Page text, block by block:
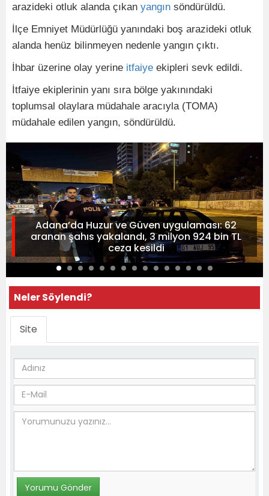
arazideki otluk alanda çıkan yangın söndürüldü.
İlçe Emniyet Müdürlüğü yanındaki boş arazideki otluk
alanda henüz bilinmeyen nedenle yangın çıktı.
İhbar üzerine olay yerine itfaiye ekipleri sevk edildi.
İtfaiye ekiplerinin yanı sıra bölge yakınındaki
toplumsal olaylara müdahale aracıyla (TOMA)
müdahale edilen yangın, söndürüldü.
Adana’da Huzur ve Güven uygulaması: 62
aranan şahıs yakalandı, 3 milyon 924 bin TL
ceza kesildi
Neler Söylendi?
Site